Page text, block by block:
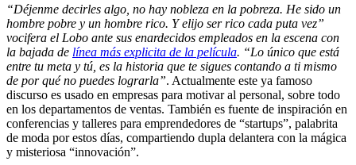
“Déjenme decirles algo, no hay nobleza en la pobreza. He sido un
hombre pobre y un hombre rico. Y elijo ser rico cada puta vez”
vocifera el Lobo ante sus enardecidos empleados en la escena con
la bajada de línea más explicita de la película. “Lo único que está
entre tu meta y tú, es la historia que te sigues contando a ti mismo
de por qué no puedes lograrla”. Actualmente este ya famoso
discurso es usado en empresas para motivar al personal, sobre todo
en los departamentos de ventas. También es fuente de inspiración en
conferencias y talleres para emprendedores de “startups”, palabrita
de moda por estos días, compartiendo dupla delantera con la mágica
y misteriosa “innovación”.